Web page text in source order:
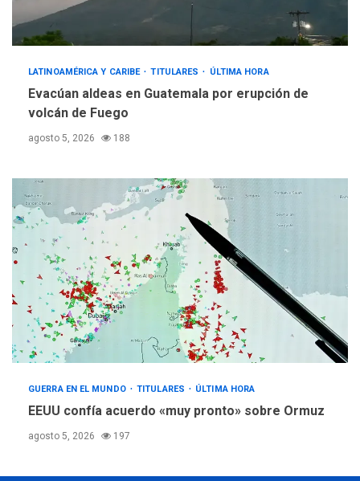
LATINOAMÉRICA Y CARIBE TITULARES ÚLTIMA HORA
Evacúan aldeas en Guatemala por erupción de
volcán de Fuego
agosto 5, 2026 188
GUERRA EN EL MUNDO TITULARES ÚLTIMA HORA
EEUU confía acuerdo «muy pronto» sobre Ormuz
agosto 5, 2026 197